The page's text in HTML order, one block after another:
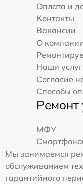
Оплата и
Контакты
Вакансии
О
Наши
Согласие
Способы
Ремонт
МФУ
Мы занимаемся
обслуживанием
гарантийного